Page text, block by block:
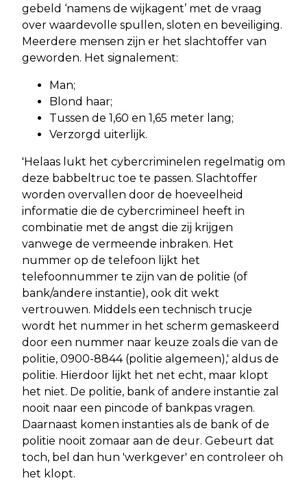
gebeld ‘namens de wijkagent’ met de vraag
over waardevolle spullen, sloten en beveiliging.
Meerdere mensen zijn er het slachtoffer van
geworden. Het signalement:
Man;
Blond haar;
Tussen de 1,60 en 1,65 meter lang;
Verzorgd uiterlijk.
'Helaas lukt het cybercriminelen regelmatig om
deze babbeltruc toe te passen. Slachtoffer
worden overvallen door de hoeveelheid
informatie die de cybercrimineel heeft in
combinatie met de angst die zij krijgen
vanwege de vermeende inbraken. Het
nummer op de telefoon lijkt het
telefoonnummer te zijn van de politie (of
bank/andere instantie), ook dit wekt
vertrouwen. Middels een technisch trucje
wordt het nummer in het scherm gemaskeerd
door een nummer naar keuze zoals die van de
politie, 0900-8844 (politie algemeen),' aldus de
politie. Hierdoor lijkt het net echt, maar klopt
het niet. De politie, bank of andere instantie zal
nooit naar een pincode of bankpas vragen.
Daarnaast komen instanties als de bank of de
politie nooit zomaar aan de deur. Gebeurt dat
toch, bel dan hun 'werkgever' en controleer oh
het klopt.